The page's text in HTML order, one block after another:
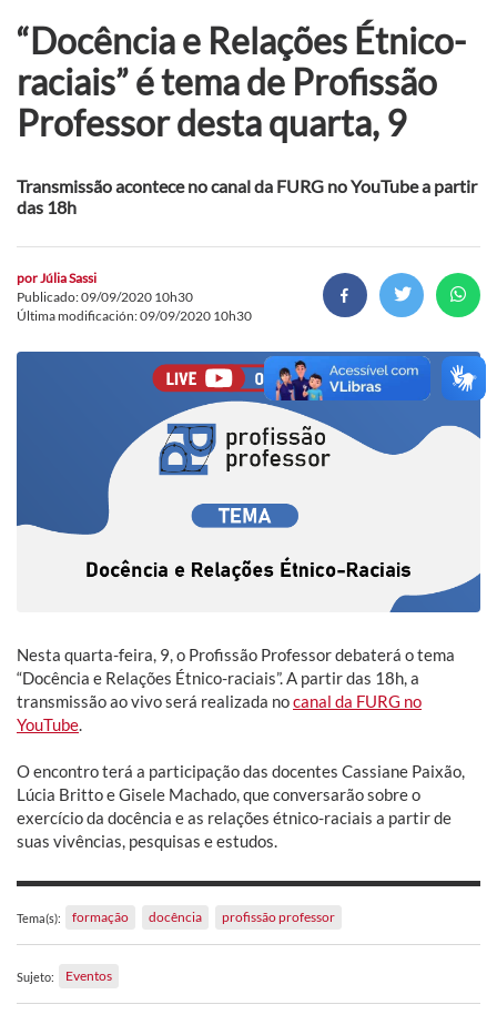
“Docência e Relações Étnico-
raciais” é tema de Profissão
Professor desta quarta, 9
Transmissão acontece no canal da FURG no YouTube a partir
das 18h
porJúlia Sassi
Publicado: 09/09/2020 10h30
Última modificación: 09/09/2020 10h30
Nesta quarta-feira, 9, o Profissão Professor debaterá o tema
“Docência e Relações Étnico-raciais”. A partir das 18h, a
transmissão ao vivo será realizada nocanal da FURG no
YouTube.
O encontro terá a participação das docentes Cassiane Paixão,
Lúcia Britto e Gisele Machado, que conversarão sobre o
exercício da docência e as relações étnico-raciais a partir de
suas vivências, pesquisas e estudos.
Tema(s): formação docência profissão professor
Sujeto: Eventos